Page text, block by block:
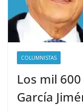
COLUMNISTAS
Los mil
García